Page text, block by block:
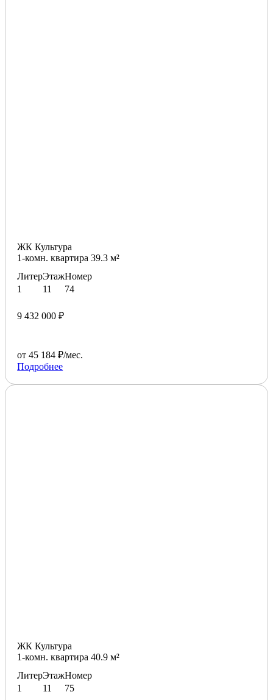
ЖК Культура
1-комн. квартира 39.3 м²
Литер
1
Этаж
11
Номер
74
9 432 000 ₽
от 45 184 ₽/мес.
Подробнее
ЖК Культура
1-комн. квартира 40.9 м²
Литер
1
Этаж
11
Номер
75